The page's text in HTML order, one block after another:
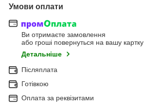
Умови оплати
Ви отримаєте замовлення
або гроші повернуться на вашу картку
Детальніше
Післяплата
Готівкою
Оплата за реквізитами